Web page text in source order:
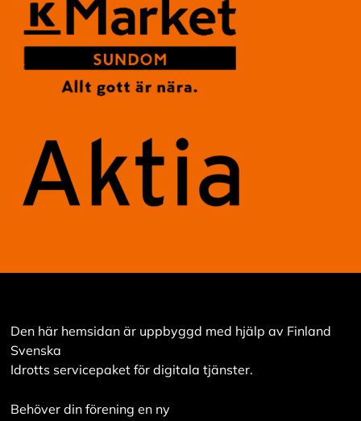
Den här hemsidan är uppbyggd med hjälp av Finland
Svenska
Idrotts servicepaket för digitala tjänster.
Behöver din förening en ny